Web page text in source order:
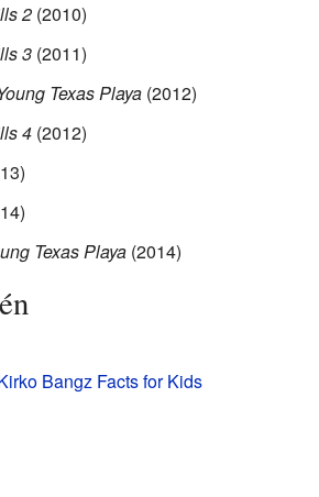
2 (2010)
3 (2011)
Texas Playa (2012)
4 (2012)
Texas Playa (2014)
Bangz Facts for Kids